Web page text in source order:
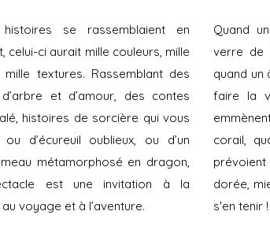
se rassemblaient en
celui-ci aurait mille couleurs, mille
mille textures. Rassemblant des
et d’amour, des contes
histoires de sorcière qui vous
d’écureuil oublieux, ou d’un
métamorphosé en dragon,
est une invitation à la
voyage et à l’aventure.
Quand
verre de
quand un
faire la
corail,
dorée,
s'en tenir !